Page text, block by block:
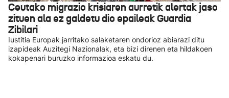
Ceutako migrazio krisiaren aurretik alertak jaso
zituen ala ez galdetu dio epaileak Guardia
Zibilari
Iustitia Europak jarritako salaketaren ondorioz abiarazi ditu
izapideak Auzitegi Nazionalak, eta bizi direnen eta hildakoen
kokapenari buruzko informazioa eskatu du.